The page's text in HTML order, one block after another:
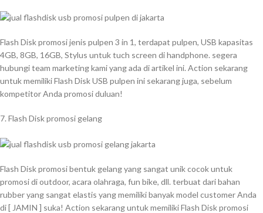
Flash Disk promosi jenis pulpen 3 in 1, terdapat pulpen, USB kapasitas
4GB, 8GB, 16GB, Stylus untuk tuch screen di handphone. segera
hubungi team marketing kami yang ada di artikel ini. Action sekarang
untuk memiliki Flash Disk USB pulpen ini sekarang juga, sebelum
kompetitor Anda promosi duluan!
7. Flash Disk promosi gelang
Flash Disk promosi bentuk gelang yang sangat unik cocok untuk
promosi di outdoor, acara olahraga, fun bike, dll. terbuat dari bahan
rubber yang sangat elastis yang memiliki banyak model customer Anda
di [ JAMIN ] suka! Action sekarang untuk memiliki Flash Disk promosi